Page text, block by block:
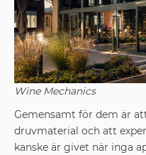
Wine Mechanics
Gemensamt för dem är
druvmaterial och att
kanske är givet när inga